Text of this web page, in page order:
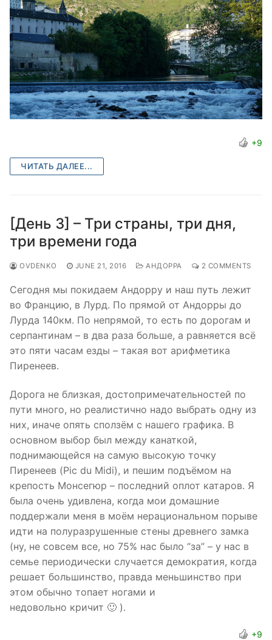
+9
ЧИТАТЬ ДАЛЕЕ...
[День 3] – Три страны, три дня,
три времени года
OVDENKO JUNE 21, 2016 АНДОРРА 2 COMMENTS
Сегодня мы покидаем Андорру и наш путь лежит
во Францию, в Лурд. По прямой от Андорры до
Лурда 140км. По непрямой, то есть по дорогам и
серпантинам – в два раза больше, а равняется всё
это пяти часам езды – такая вот арифметика
Пиренеев.
Дорога не близкая, достопримечательностей по
пути много, но реалистично надо выбрать одну из
них, иначе опять сползём с нашего графика. В
основном выбор был между канаткой,
поднимающейся на самую высокую точку
Пиренеев (Pic du Midi), и пешим подъёмом на
крепость Монсегюр – последний оплот катаров. Я
была очень удивлена, когда мои домашние
поддержали меня в моём нерациональном порыве
идти на полуразрушенные стены древнего замка
(ну, не совсем все, но 75% нас было “за” – у нас в
семье периодически случается демократия, когда
решает большинство, правда меньшинство при
этом обычно топает ногами и
недовольно кричит 🙂 ).
+9